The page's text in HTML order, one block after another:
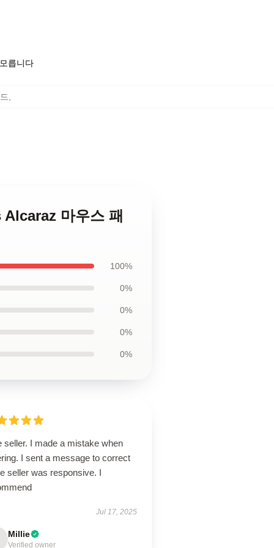
릅니다
마우스 패
100%
0%
0%
0%
0%
seller. I made a mistake when
I sent a message to correct
seller was responsive. I
Jul 17, 2025
Millie
Verified owner